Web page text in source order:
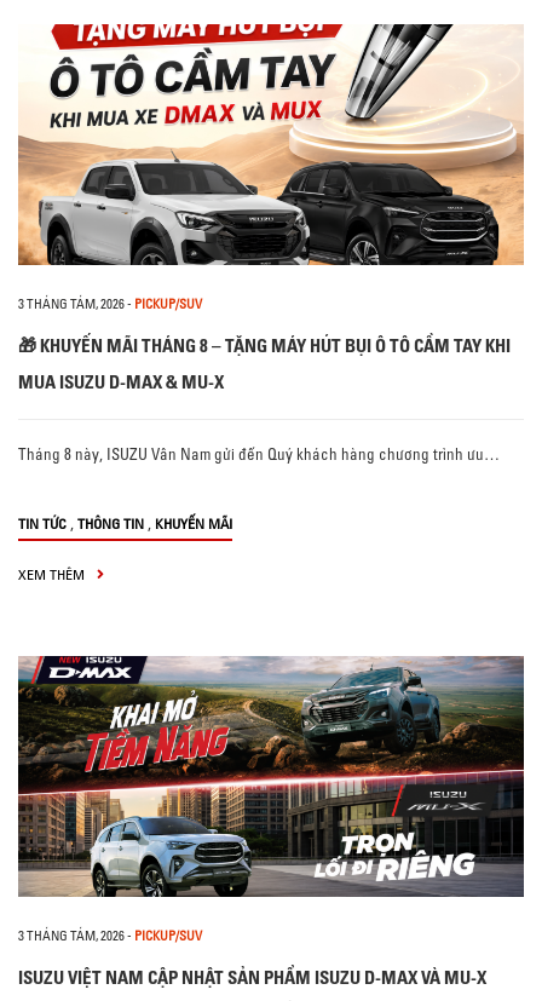
3 THÁNG TÁM, 2026- PICKUP/SUV
🎁 KHUYẾN MÃI THÁNG 8 – TẶNG MÁY HÚT BỤI Ô TÔ CẦM TAY KHI
MUA ISUZU D-MAX & MU-X
Tháng 8 này, ISUZU Vân Nam gửi đến Quý khách hàng chương trình ưu…
TIN TỨC , THÔNG TIN , KHUYẾN MÃI
XEM THÊM
3 THÁNG TÁM, 2026- PICKUP/SUV
ISUZU VIỆT NAM CẬP NHẬT SẢN PHẨM ISUZU D-MAX VÀ MU-X